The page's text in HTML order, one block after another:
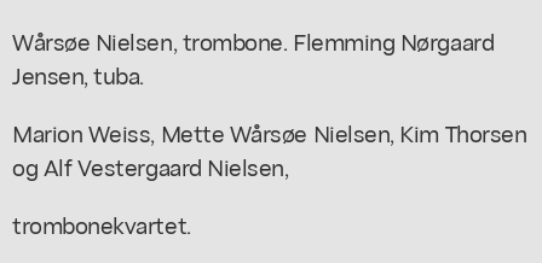
Wårsøe Nielsen, trombone. Flemming Nørgaard
Jensen, tuba.
Marion Weiss, Mette Wårsøe Nielsen, Kim Thorsen
og Alf Vestergaard Nielsen,
trombonekvartet.